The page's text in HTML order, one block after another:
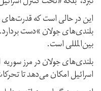
این در حالی است که قدرت‌های
بلندی‌های جولان »دست
بین‌المللی است.
بلندی‌های جولان در مرز سوریه
اسرائیل امکان می‌دهد تا